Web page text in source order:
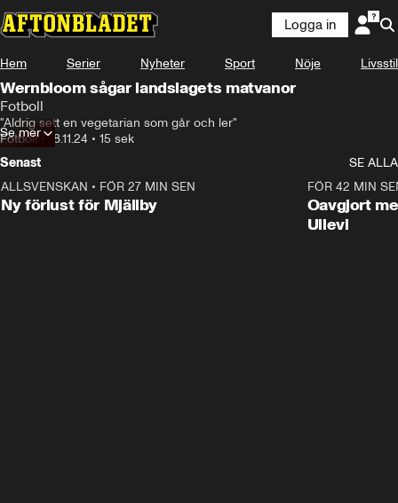
Logga in
Hem Serier Nyheter Sport Nöje Livsstil
Wernbloom sågar landslagets matvanor
Fotboll
"Aldrig sett en vegetarian som går och ler"
Fotboll•18.11.24 • 15 sek
Se mer
Senast
SE ALLA
ALLSVENSKAN • FÖR 27 MIN SEN
Ny förlust för Mjällby
FÖR 42 MIN
Oavgjort
Ullevi